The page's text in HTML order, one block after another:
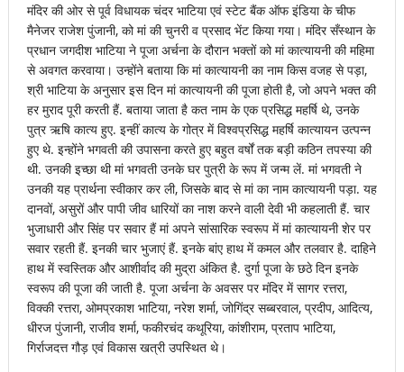
मंदिर की ओर से पूर्व विधायक चंदर भाटिया एवं स्टेट बैंक ऑफ इंडिया के चीफ
मैनेजर राजेश पुंजानी, को मां की चुनरी व प्रसाद भेंट किया गया। मंदिर सँस्थान के
प्रधान जगदीश भाटिया ने पूजा अर्चना के दौरान भक्तों को मां कात्यायनी की महिमा
से अवगत करवाया। उन्होंने बताया कि मां कात्यायनी का नाम किस वजह से पड़ा,
श्री भाटिया के अनुसार इस दिन मां कात्यायनी की पूजा होती है, जो अपने भक्त की
हर मुराद पूरी करती हैं. बताया जाता है कत नाम के एक प्रसिद्ध महर्षि थे, उनके
पुत्र ऋषि कात्य हुए. इन्हीं कात्य के गोत्र में विश्वप्रसिद्ध महर्षि कात्यायन उत्पन्न
हुए थे. इन्होंने भगवती की उपासना करते हुए बहुत वर्षों तक बड़ी कठिन तपस्या की
थी. उनकी इच्छा थी मां भगवती उनके घर पुत्री के रूप में जन्म लें. मां भगवती ने
उनकी यह प्रार्थना स्वीकार कर ली, जिसके बाद से मां का नाम कात्यायनी पड़ा. यह
दानवों, असुरों और पापी जीव धारियों का नाश करने वाली देवी भी कहलाती हैं. चार
भुजाधारी और सिंह पर सवार हैं मां अपने सांसारिक स्वरूप में मां कात्यायनी शेर पर
सवार रहती हैं. इनकी चार भुजाएं हैं. इनके बांए हाथ में कमल और तलवार है. दाहिने
हाथ में स्वस्तिक और आशीर्वाद की मुद्रा अंकित है. दुर्गा पूजा के छठे दिन इनके
स्वरूप की पूजा की जाती है. पूजा अर्चना के अवसर पर मंदिर में सागर रत्तरा,
विक्की रत्तरा, ओमप्रकाश भाटिया, नरेश शर्मा, जोगिंद्र सब्बरवाल, प्रदीप, आदित्य,
धीरज पुंजानी, राजीव शर्मा, फकीरचंद कथूरिया, कांशीराम, प्रताप भाटिया,
गिर्राजदत्त गौड़ एवं विकास खत्री उपस्थित थे।